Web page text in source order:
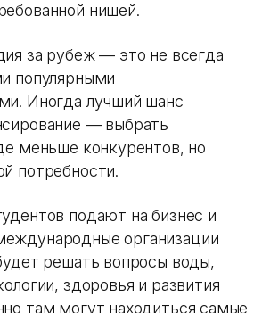
нишей.
за рубеж — это не всегда
популярными
Иногда лучший шанс
— выбрать
меньше конкурентов, но
потребности.
подают на бизнес и
организации
решать вопросы воды,
здоровья и развития
там могут находиться самые